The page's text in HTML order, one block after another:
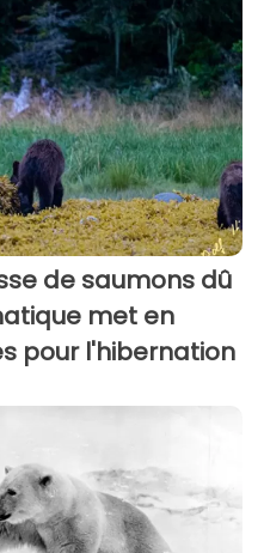
de saumons dû
met en
pour l'hibernation